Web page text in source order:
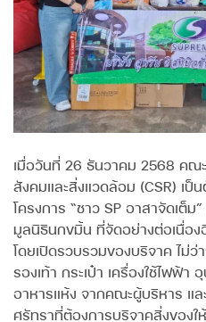
เมื่อวันที่ 26 ธันวาคม 2568 คณ
สังคมและสิ่งแวดล้อม (CSR) เ
โครงการ “ชาว SP อาสาจัดเต็ม
มูลนิธินกขมิ้น ที่จัดอย่างต่อเนื่อง
โดยเปิดรวบรวมของบริจาค ไม่ว่
รองเท้า กระเป๋า เครื่องใช้ไฟฟ้
อาหารแห้ง จากคณะผู้บริหาร แ
ศรัทราที่ต้องการบริจาคสิ่งของ